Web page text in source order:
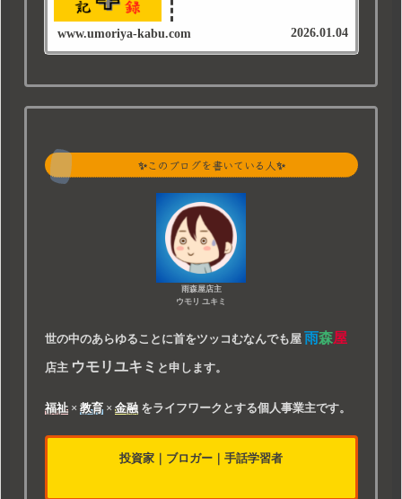
www.umoriya-kabu.com 2026.01.04
✨このブログを書いている人✨
雨森屋店主
ウモリ ユキミ
世の中のあらゆることに首をツッコむなんでも屋 雨森屋
店主 ウモリユキミ と申します。
福祉× 教育× 金融をライフワークとする個人事業主です。
投資家 ブロガー 手話学習者